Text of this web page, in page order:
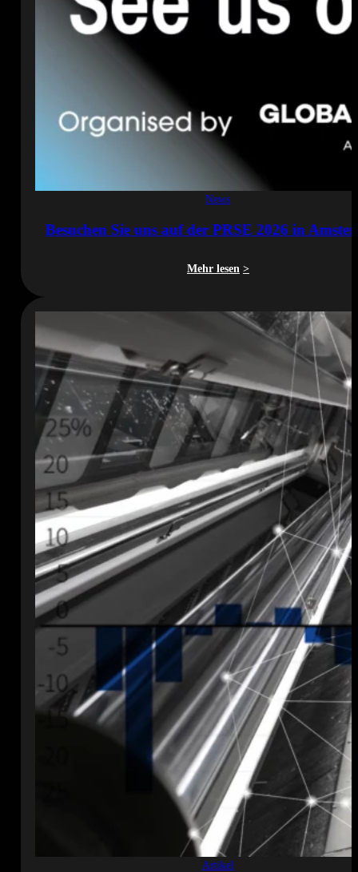
News
Besuchen Sie uns auf der PRSE 2026 in
Mehr lesen
Artikel